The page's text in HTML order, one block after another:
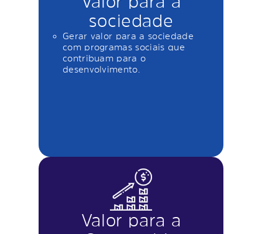
sociedade
Gerar valor para a sociedade
com programas sociais que
contribuam para o
desenvolvimento.
Valor para a